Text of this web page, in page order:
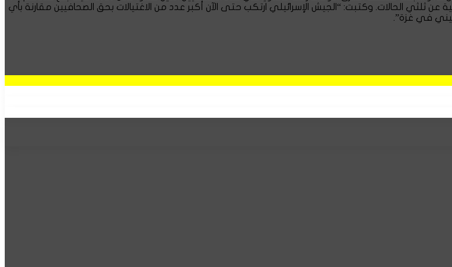
عن ثلثي الحالات. وكتبت: “الجيش الإسرائيلي ارتكب حتى الآن أكبر عدد من الاغتيالات بحق الصحافيين مقارنة بأي
في غزة”.